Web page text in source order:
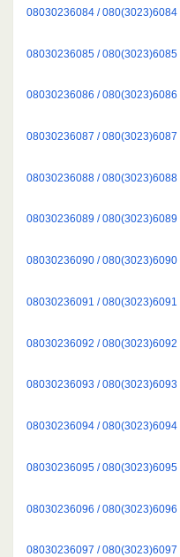
08030236084 /
08030236085 /
08030236086 / 080(3023)6086
08030236087 / 080(3023)6087
08030236088 /
08030236089 / 080(3023)6089
08030236090 /
08030236091 / 080(3023)6091
08030236092 / 080(3023)6092
08030236093 / 080(3023)6093
08030236094 /
08030236095 /
08030236096 / 080(3023)6096
08030236097 / 080(3023)6097